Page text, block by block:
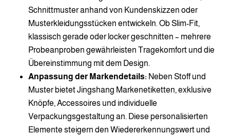
Schnittmuster anhand von Kundenskizzen oder
Musterkleidungsstücken entwickeln. Ob Slim-Fit,
klassisch gerade oder locker geschnitten – mehrere
Probeanproben gewährleisten Tragekomfort und die
Übereinstimmung mit dem Design.
Anpassung der Markendetails: Neben Stoff und
Muster bietet Jingshang Markenetiketten, exklusive
Knöpfe, Accessoires und individuelle
Verpackungsgestaltung an. Diese personalisierten
Elemente steigern den Wiedererkennungswert und